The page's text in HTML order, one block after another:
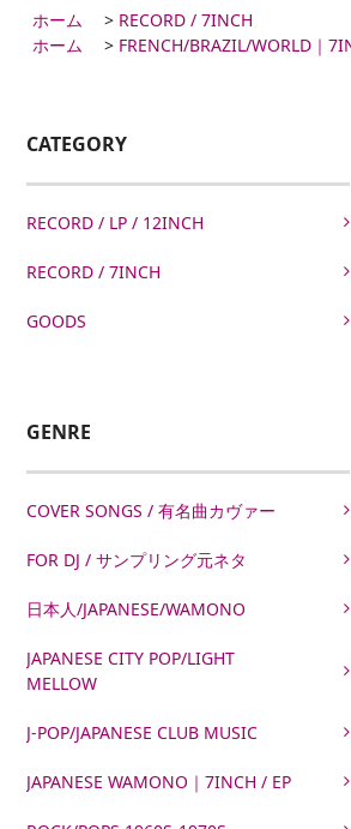
ホーム > RECORD / 7INCH
ホーム
> FRENCH/BRAZIL/WORLD｜
CATEGORY
RECORD / LP / 12INCH
RECORD / 7INCH
GOODS
GENRE
COVER SONGS / 有名曲カヴァー
FOR DJ / サンプリング元ネタ
日本人/JAPANESE/WAMONO
JAPANESE CITY POP/LIGHT
MELLOW
J-POP/JAPANESE CLUB MUSIC
JAPANESE WAMONO｜7INCH / EP